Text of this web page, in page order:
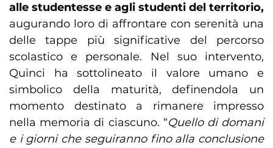
alle studentesse e agli studenti del territorio,
augurando loro di affrontare con serenità una
delle tappe più significative del percorso
scolastico e personale. Nel suo intervento,
Quinci ha sottolineato il valore umano e
simbolico della maturità, definendola un
momento destinato a rimanere impresso
nella memoria di ciascuno. “Quello di domani
e i giorni che seguiranno fino alla conclusione